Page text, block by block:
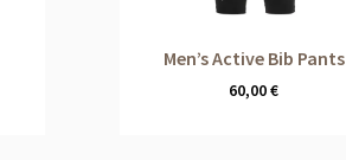
Men’s Active Bib Pants
60,00€